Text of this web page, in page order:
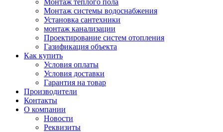
Монтаж теплого пола
Монтаж системы водоснабжения
Установка сантехники
монтаж канализации
Проектирование систем отопления
Газификация объекта
Как купить
Условия оплаты
Условия доставки
Гарантия на товар
Производители
Контакты
О компании
Новости
Реквизиты